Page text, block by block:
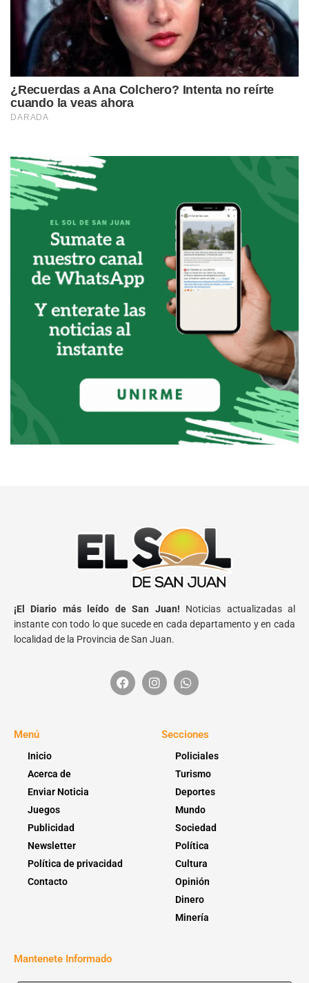
¡El Diario más leído de San Juan! Noticias actualizadas al
instante con todo lo que sucede en cada departamento y en cada
localidad de la Provincia de San Juan.
Menú
Inicio
Acerca de
Enviar Noticia
Juegos
Publicidad
Newsletter
Política de privacidad
Contacto
Secciones
Policiales
Turismo
Deportes
Mundo
Sociedad
Política
Cultura
Opinión
Dinero
Minería
Mantenete Informado